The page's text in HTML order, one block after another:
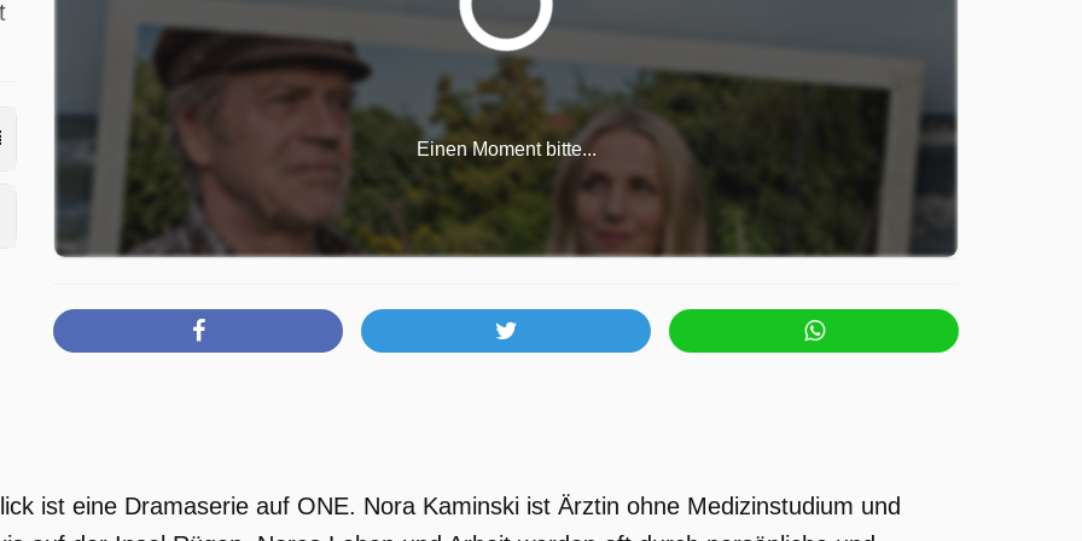
Einen Moment bitte...
ist eine Dramaserie auf ONE. Nora Kaminski ist Ärztin ohne Medizinstudium und